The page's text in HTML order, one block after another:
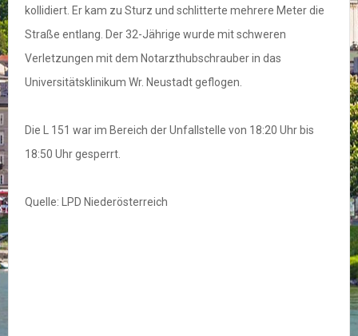
kollidiert. Er kam zu Sturz und schlitterte mehrere Meter die
Straße entlang. Der 32-Jährige wurde mit schweren
Verletzungen mit dem Notarzthubschrauber in das
Universitätsklinikum Wr. Neustadt geflogen.
Die L 151 war im Bereich der Unfallstelle von 18:20 Uhr bis
18:50 Uhr gesperrt.
Quelle: LPD Niederösterreich